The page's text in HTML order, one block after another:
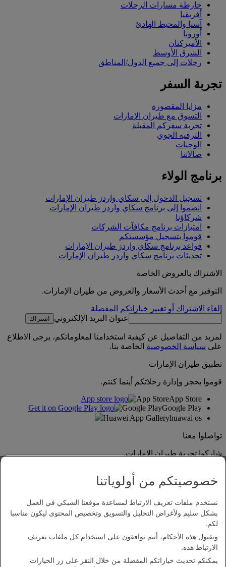
خارطة مسارات الرحلات
أفريقيا
آسيا والمحيط الهادئ
أوروبا
الأميركتان
الشرق الأوسط
رحلات إلى جميع الدول/المناطق
تجربة السفر
مزايا المقصورة
التسوق مع طيران الإمارات
تجربة سفركم المقبلة
الترفيه الجوي
الوجبات
صالاتنا
برنامج الولاء
تسجيل الدخول إلى سكاي واردز طيران الإمارات
انضموا إلى برنامج سكاي واردز طيران الإمارات
شركاؤنا
امتيازات برنامج مكافآت الشركات
قوموا بتسجيل مؤسستكم
قواعد برنامج سكاي واردز طيران الإمارات
تحديثات برنامج سكاي واردز طيران الإمارات
الاشتراك بالعروض الخاصة
التوفير مع أحدث الأسعار والعروض من طيران الإمارات.
إلغاء الاشتراك أو تغيير خياراتكم المفضلة
عنوان البريد الإلكتروني
اشتراك
لمزيد من التفاصيل عن كيفية استخدامنا لمعلوماتكم، يرجى الاطلاع
على سياسة الخصوصية الخاصة بنا.
تطبيق طيران الإمارات
قوموا بحجز وإدارة رحلاتكم أينما كنتم.
App StoreApp Store
Google PlayGoogle Play
Huawei App Galleryhuawai os
تواصلوا معنا
شاركوا تجربة طيران الإمارات.
بيان إمكانية الدخول
اتصل بنا
سياسة الخصوصية
خصوصيتكم من أولوياتنا
نستخدم ملفات تعريف الارتباط لمساعدة موقعنا الشبكي في العمل
بشكل سليم ولأغراض التحليل والتسويق وتخصيص المحتوى ليكون مناسبا
لكم.
وبقبول هذه الأحكام، أنتم توافقون على استخدام كل ملفات تعريف
الارتباط هذه.
يمكنكم تحديث خياراتكم المفضلة من خلال النقر على زر الخيارات